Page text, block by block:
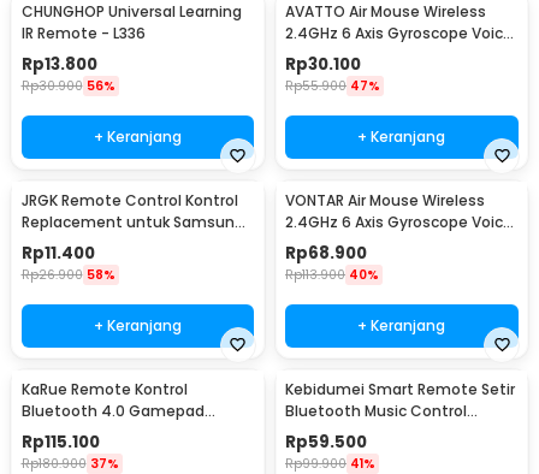
CHUNGHOP Universal Learning
IR Remote - L336
Rp13.800
Rp30.900 56%
+ Keranjang
AVATTO Air Mouse Wireless
2.4GHz 6 Axis Gyroscope Voice
Remote Control - G10
Rp30.100
Rp55.900 47%
+ Keranjang
JRGK Remote Control Kontrol
Replacement untuk Samsung
Smart TV - XZT001896
Rp11.400
Rp26.900 58%
+ Keranjang
VONTAR Air Mouse Wireless
2.4GHz 6 Axis Gyroscope Voice
Remote Control - Q6
Rp68.900
Rp113.900 40%
+ Keranjang
KaRue Remote Kontrol
Bluetooth 4.0 Gamepad
Joystick VR Selfie - R1
Rp115.100
Rp180.900 37%
Kebidumei Smart Remote Setir
Bluetooth Music Control
Wireless - HGY27
Rp59.500
Rp99.900 41%